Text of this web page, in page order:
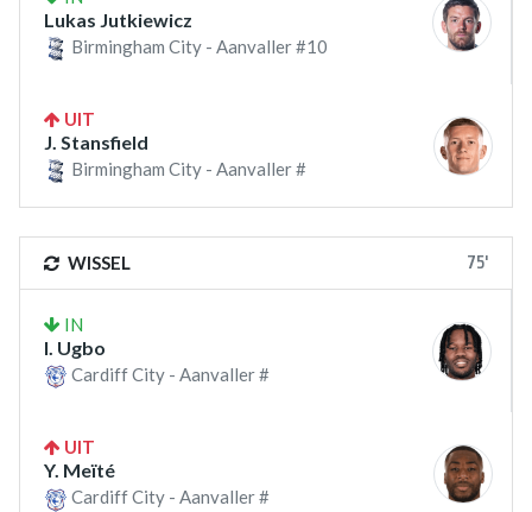
Lukas Jutkiewicz
Birmingham City - Aanvaller #10
UIT
J. Stansfield
Birmingham City - Aanvaller #
WISSEL 75'
IN
I. Ugbo
Cardiff City - Aanvaller #
UIT
Y. Meïté
Cardiff City - Aanvaller #